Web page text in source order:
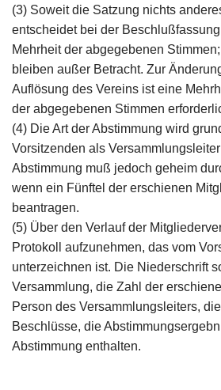
(3) Soweit die Satzung nichts
entscheidet bei der
Mehrheit der abgegebenen
bleiben außer Betracht. Zur
Auflösung des Vereins ist eine
der abgegebenen Stimmen
(4) Die Art der Abstimmung wird
Vorsitzenden als
Abstimmung muß jedoch geheim
wenn ein Fünftel der erschienen
beantragen.
(5) Über den Verlauf der
Protokoll aufzunehmen, das vom
unterzeichnen ist. Die Niederschrift
Versammlung, die Zahl der
Person des Versammlungsleiters,
Beschlüsse, die
Abstimmung enthalten.